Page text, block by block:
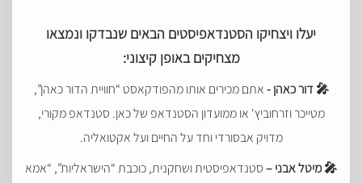
יעלו ויצחיקו הסטנדאפיסטים הבאים שנבדקו ונמצאו
מצחיקים באופן קיצוני:
🎤 דור כאהן -אתם מכירים אותו מהפודקאסט “חוויית הדור כאהן”,
מטייכר וזרחוביץ' או ממועדון הסטנדאפ של כאן. סטנדאפ מקורי,
מדויק אבסורדי וחד על החיים ועל אקטואליה.
🎤 מיטל אבני –סטנדאפיסטית ושחקנית, כוכבת “הישראליות”, “אמא